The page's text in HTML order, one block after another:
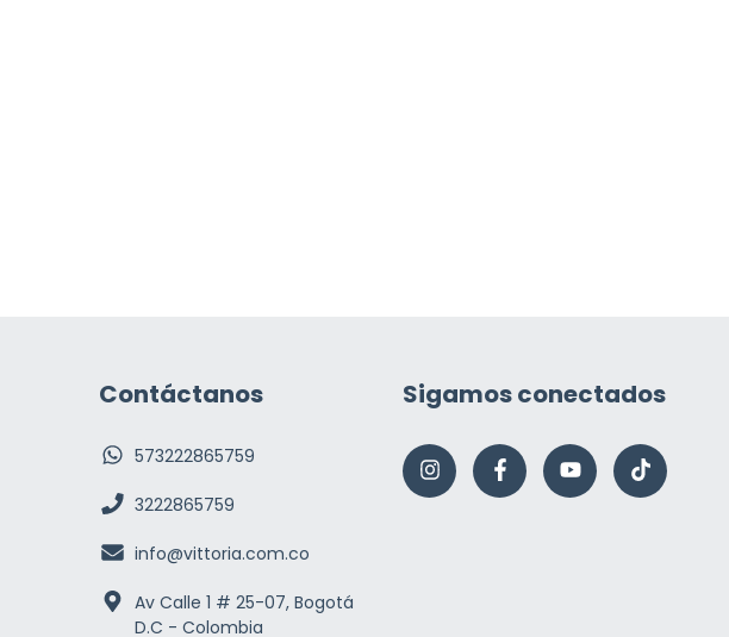
Contáctanos
573222865759
3222865759
info@vittoria.com.co
Av Calle 1 # 25-07, Bogotá
D.C - Colombia
Sigamos conectados